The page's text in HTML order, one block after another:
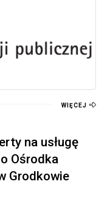
WIĘCEJ
na usługę
Ośrodka
Grodkowie